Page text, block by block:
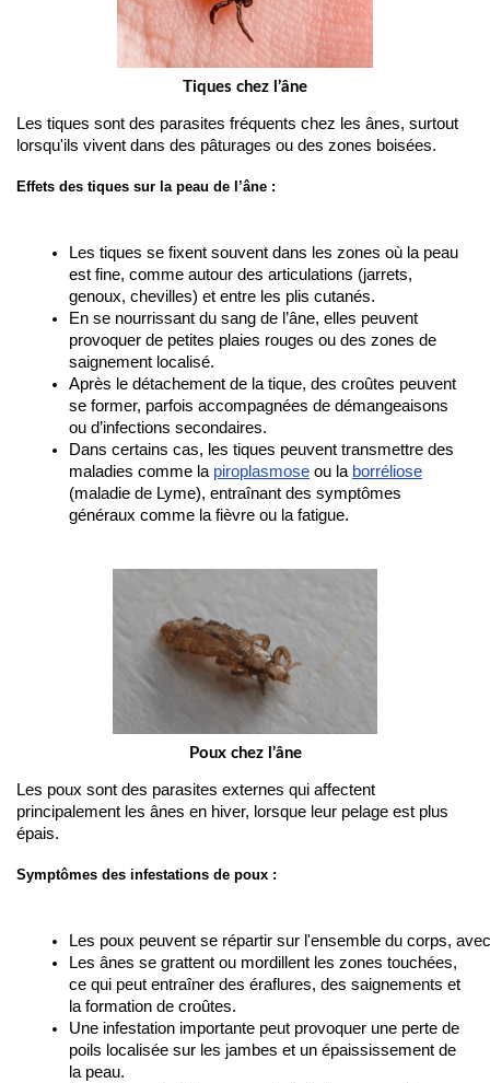
Tiques chez l’âne
Les tiques sont des parasites fréquents chez les ânes, surtout
lorsqu'ils vivent dans des pâturages ou des zones boisées.
Effets des tiques sur la peau de l’âne :
Les tiques se fixent souvent dans les zones où la peau
est fine, comme autour des articulations (jarrets,
genoux, chevilles) et entre les plis cutanés.
En se nourrissant du sang de l’âne, elles peuvent
provoquer de petites plaies rouges ou des zones de
saignement localisé.
Après le détachement de la tique, des croûtes peuvent
se former, parfois accompagnées de démangeaisons
ou d’infections secondaires.
Dans certains cas, les tiques peuvent transmettre des
maladies comme la piroplasmose ou la borréliose
(maladie de Lyme), entraînant des symptômes
généraux comme la fièvre ou la fatigue.
Poux chez l’âne
Les poux sont des parasites externes qui affectent
principalement les ânes en hiver, lorsque leur pelage est plus
épais.
Symptômes des infestations de poux :
Les poux peuvent se répartir sur l'ensemble du corps,
Les ânes se grattent ou mordillent les zones touchées,
ce qui peut entraîner des éraflures, des saignements et
la formation de croûtes.
Une infestation importante peut provoquer une perte de
poils localisée sur les jambes et un épaississement de
la peau.